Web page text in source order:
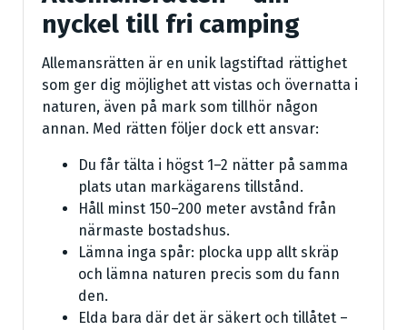
nyckel till fri camping
Allemansrätten är en unik lagstiftad rättighet
som ger dig möjlighet att vistas och övernatta i
naturen, även på mark som tillhör någon
annan. Med rätten följer dock ett ansvar:
Du får tälta i högst 1–2 nätter på samma
plats utan markägarens tillstånd.
Håll minst 150–200 meter avstånd från
närmaste bostadshus.
Lämna inga spår: plocka upp allt skräp
och lämna naturen precis som du fann
den.
Elda bara där det är säkert och tillåtet –